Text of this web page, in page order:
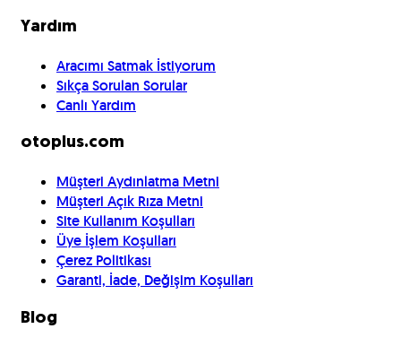
Yardım
Aracımı Satmak İstiyorum
Sıkça Sorulan Sorular
Canlı Yardım
otoplus.com
Müşteri Aydınlatma Metni
Müşteri Açık Rıza Metni
Site Kullanım Koşulları
Üye İşlem Koşulları
Çerez Politikası
Garanti, İade, Değişim Koşulları
Blog